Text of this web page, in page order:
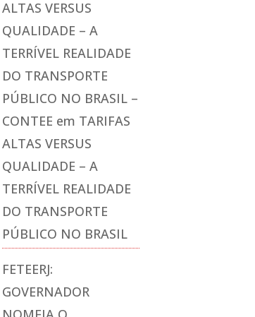
ALTAS VERSUS
QUALIDADE – A
TERRÍVEL REALIDADE
DO TRANSPORTE
PÚBLICO NO BRASIL –
CONTEE em TARIFAS
ALTAS VERSUS
QUALIDADE – A
TERRÍVEL REALIDADE
DO TRANSPORTE
PÚBLICO NO BRASIL
FETEERJ:
GOVERNADOR